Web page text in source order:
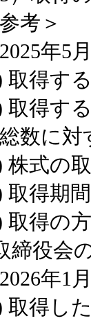
考＞
年5
取得す
取得す
数に対
株式の
取得期
取得の
締役会
2026年1
取得し